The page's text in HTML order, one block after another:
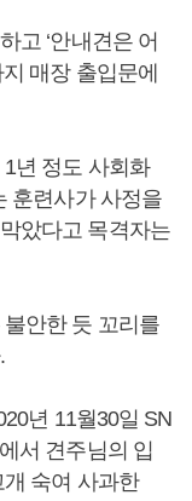
고 ‘안내견은 어
매장 출입문에
년 정도 사회화
훈련사가 사정을
았다고 목격자는
안한 듯 꼬리를
년 11월30일 SN
서 견주님의 입
숙여 사과한